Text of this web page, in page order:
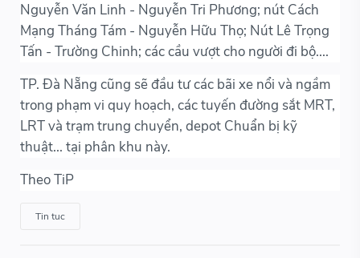
Nguyễn Văn Linh - Nguyễn Tri Phương; nút Cách
Mạng Tháng Tám - Nguyễn Hữu Thọ; Nút Lê Trọng
Tấn - Trường Chinh; các cầu vượt cho người đi bộ....
TP. Đà Nẵng cũng sẽ đầu tư các bãi xe nổi và ngầm
trong phạm vi quy hoạch, các tuyến đường sắt MRT,
LRT và trạm trung chuyển, depot Chuẩn bị kỹ
thuật... tại phân khu này.
Theo TiP